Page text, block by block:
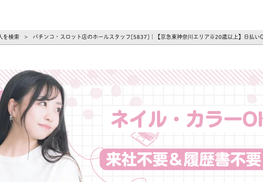
を検索 > パチンコ・スロット店のホールスタッフ[5837]｜【京急東神奈川エリア※20歳以上】日払